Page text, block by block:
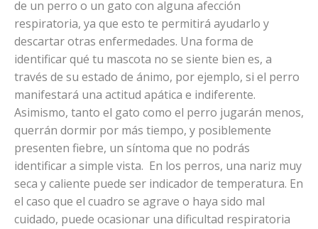
de un perro o un gato con alguna afección
respiratoria, ya que esto te permitirá ayudarlo y
descartar otras enfermedades. Una forma de
identificar qué tu mascota no se siente bien es, a
través de su estado de ánimo, por ejemplo, si el perro
manifestará una actitud apática e indiferente.
Asimismo, tanto el gato como el perro jugarán menos,
querrán dormir por más tiempo, y posiblemente
presenten fiebre, un síntoma que no podrás
identificar a simple vista. En los perros, una nariz muy
seca y caliente puede ser indicador de temperatura. En
el caso que el cuadro se agrave o haya sido mal
cuidado, puede ocasionar una dificultad respiratoria